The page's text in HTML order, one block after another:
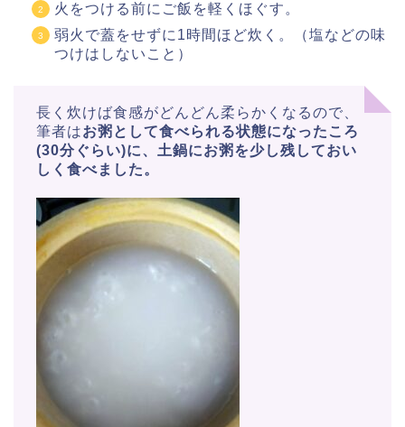
火をつける前にご飯を軽くほぐす。
弱火で蓋をせずに1時間ほど炊く。（塩などの味
つけはしないこと）
長く炊けば食感がどんどん柔らかくなるので、
筆者はお粥として食べられる状態になったころ
(30分ぐらい)に、土鍋にお粥を少し残しておい
しく食べました。